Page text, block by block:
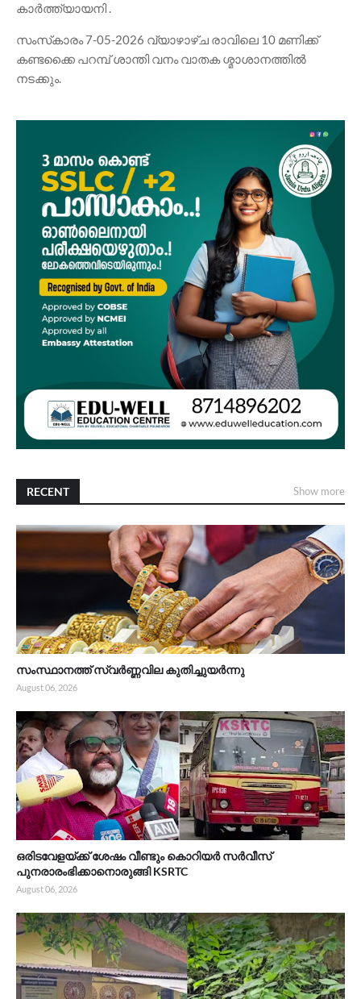
കാർത്ത്യായനി .
സംസ്‍കാരം 7-05-2026 വ്യാഴാഴ്ച രാവിലെ 10 മണിക്ക്
കണ്ടക്കൈ പറമ്പ് ശാന്തി വനം വാതക ശ്മാശാനത്തിൽ
നടക്കും.
RECENT Show more
സംസ്ഥാനത്ത് സ്വർണ്ണവില കുതിച്ചുയർന്നു
August 06, 2026
ഒരിടവേളയ്ക്ക് ശേഷം വീണ്ടും കൊറിയർ സർവീസ്
പുനരാരംഭിക്കാനൊരുങ്ങി KSRTC
August 06, 2026